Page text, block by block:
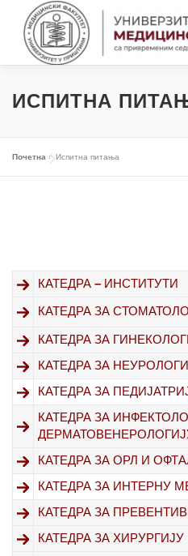
Скочи
садржај
ПОЧЕТНА
НАСТАВА
КОНТАКТ LAT/ЋИР
ИСПИТНА
Почетна »Испитна питања
КАТЕДРА – ИНСТИТУТИ
КАТЕДРА ЗА
КАТЕДРА ЗА
КАТЕДРА ЗА
КАТЕДРА ЗА
КАТЕДРА ЗА
КАТЕДРА ЗА ОРЛ И
КАТЕДРА ЗА ИНТЕРНУ
КАТЕДРА ЗА
КАТЕДРА ЗА ХИРУРГИЈУ